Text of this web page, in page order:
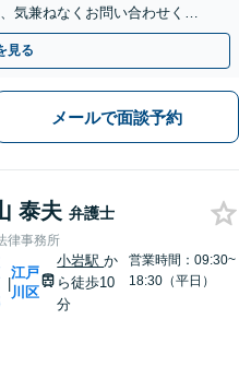
気兼ねなくお問い合わせくだ
日対応可】
見る
メールで面談予約
泰夫 弁護士
律事務所
|
江戸
川区
小岩駅か
ら徒歩10
分
営業時間：09:30~
18:30（平日）